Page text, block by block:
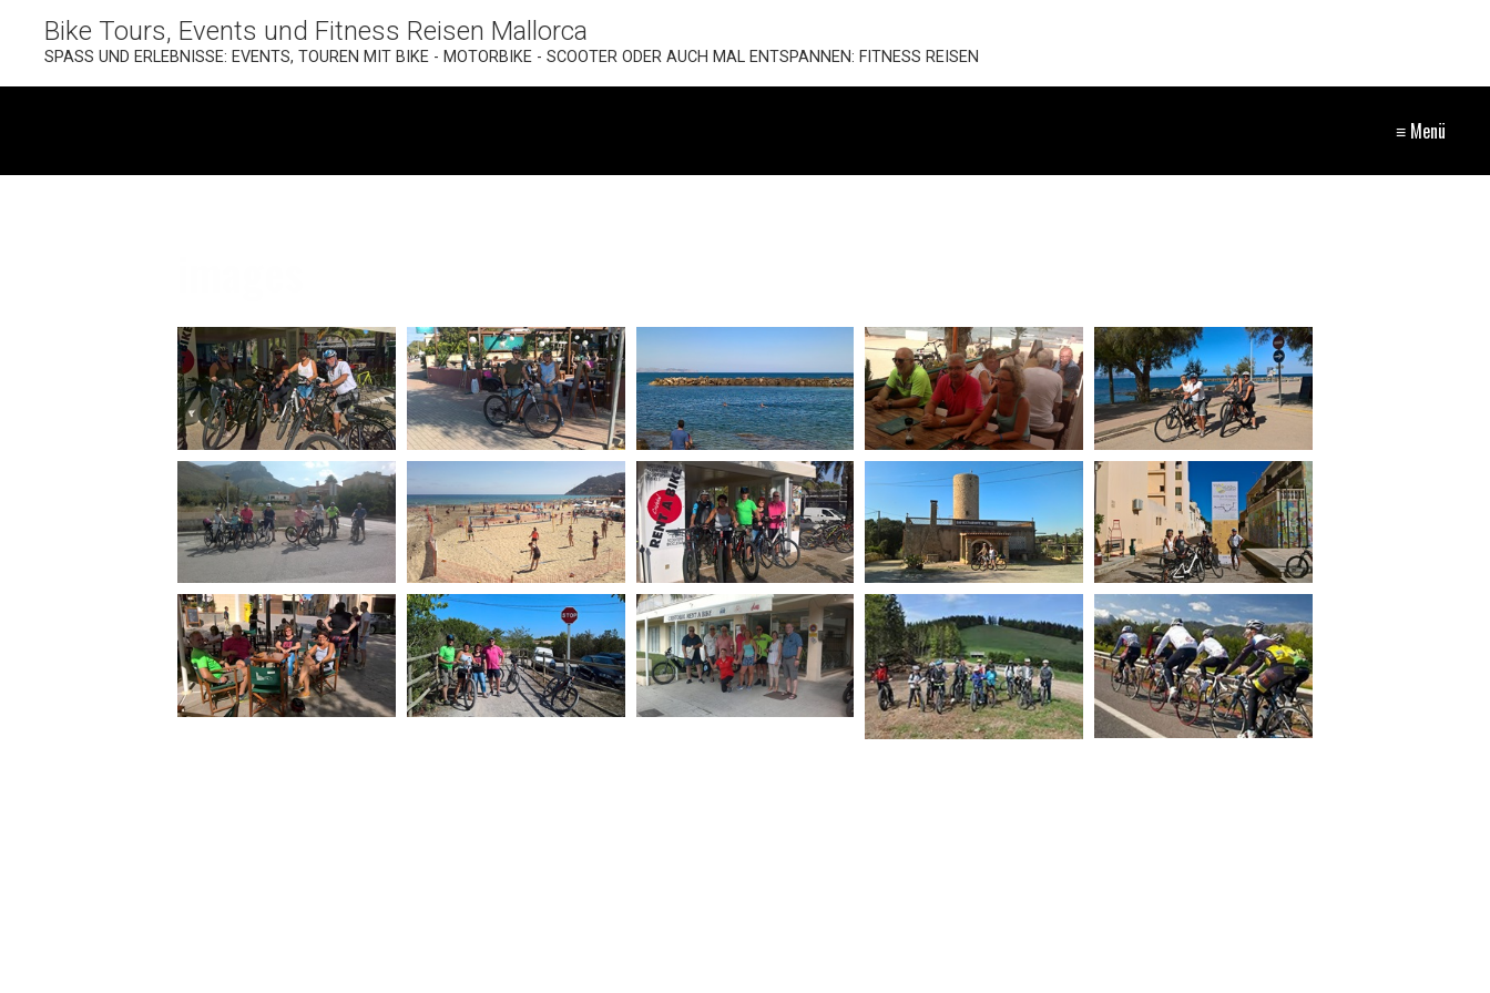
Bike Tours, Events und Fitness Reisen Mallorca
SPASS UND ERLEBNISSE: EVENTS, TOUREN MIT BIKE - MOTORBIKE - SCOOTER ODER AUCH MAL ENTSPANNEN: FITNESS REISEN
≡ Menü